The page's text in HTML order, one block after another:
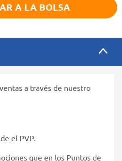
A LA BOLSA
a través de nuestro
el PVP.
que en los Puntos de